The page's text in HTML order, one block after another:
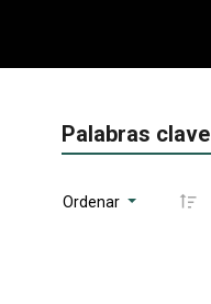
Palabras clave
Ordenar